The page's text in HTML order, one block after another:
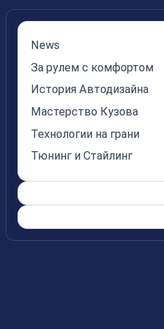
News
За рулем с комфортом
История Автодизайна
Мастерство Кузова
Технологии на грани
Тюнинг и Стайлинг